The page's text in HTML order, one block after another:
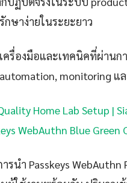
ษาง่ายในระยะยาว
รื่องมือและเทคนิคที่ผ่าน
monitoring แ
Home Lab Setup |
WebAuthn Blue Green
นำ Passkeys